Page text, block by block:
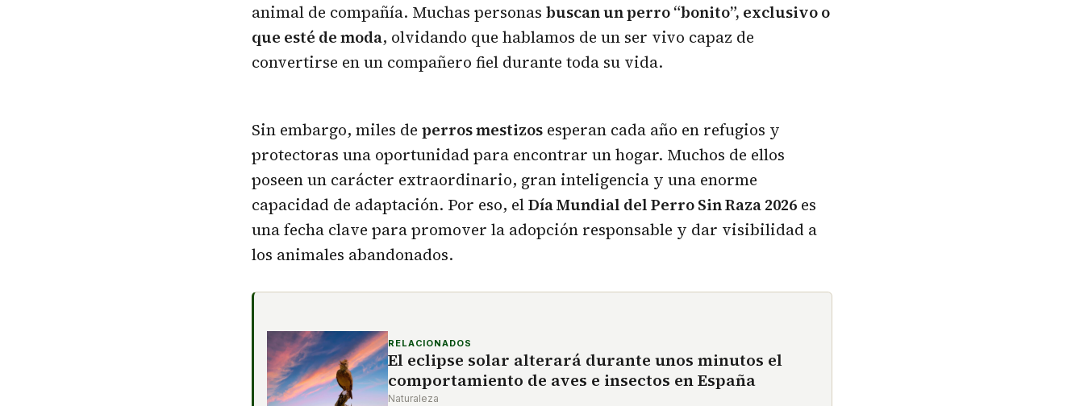
animal de compañía. Muchas personas buscan un perro “bonito”, exclusivo o
que esté de moda, olvidando que hablamos de un ser vivo capaz de
convertirse en un compañero fiel durante toda su vida.
Sin embargo, miles de perros mestizos esperan cada año en refugios y
protectoras una oportunidad para encontrar un hogar. Muchos de ellos
poseen un carácter extraordinario, gran inteligencia y una enorme
capacidad de adaptación. Por eso, elDía Mundial del Perro Sin Raza 2026 es
una fecha clave para promover la adopción responsable y dar visibilidad a
los animales abandonados.
RELACIONADOS
El eclipse solar alterará durante unos minutos el
comportamiento de aves e insectos en España
Naturaleza